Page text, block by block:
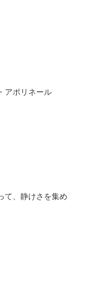
アポリネール
て、静けさを集め